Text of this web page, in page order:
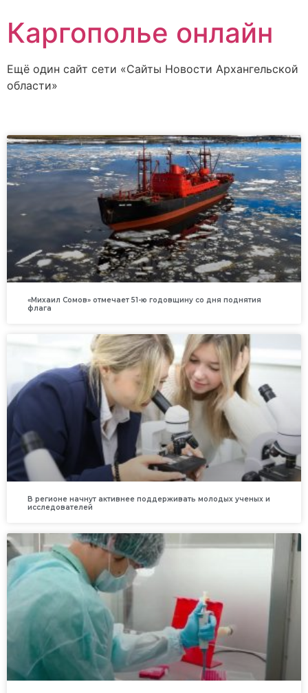
Каргополье онлайн
Ещё один сайт сети «Сайты Новости Архангельской
области»
«Михаил Сомов» отмечает 51-ю годовщину со дня поднятия
флага
В регионе начнут активнее поддерживать молодых ученых и
исследователей